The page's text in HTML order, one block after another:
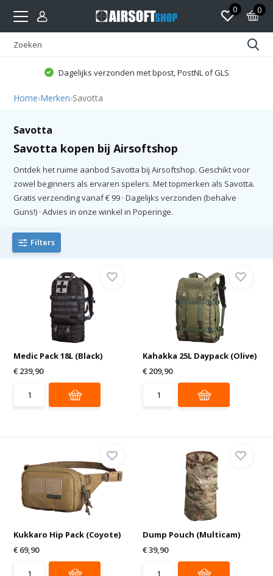
0 0
Dagelijks verzonden met bpost, PostNL of GLS
Home›Merken›Savotta
Savotta
Savotta kopen bij Airsoftshop
Ontdek het ruime aanbod Savotta bij Airsoftshop. Geschikt voor
zowel beginners als ervaren spelers. Met topmerken als Savotta.
Gratis verzending vanaf € 99 · Dagelijks verzonden (behalve
Guns!) · Advies in onze winkel in Poperinge.
Filters
Medic Pack 18L (Black)
€ 239,90
Kahakka 25L Daypack (Olive)
€ 209,90
Kukkaro Hip Pack (Coyote)
€ 69,90
Dump Pouch (Multicam)
€ 39,90